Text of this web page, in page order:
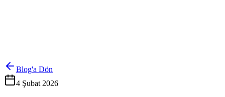
Blog'a Dön
4 Şubat 2026